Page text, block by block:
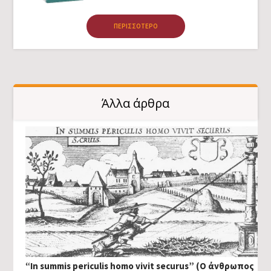
ΠΕΡΙΣΣΌΤΕΡΟ
Άλλα άρθρα
“In summis periculis homo vivit securus” (Ο άνθρωπος